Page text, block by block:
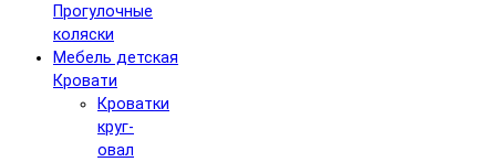
Прогулочные
коляски
Мебель детская
Кровати
Кроватки
круг-
овал